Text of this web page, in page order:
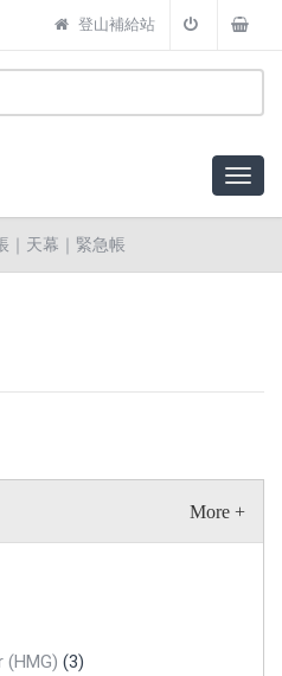
登山補給站
｜天幕｜緊急帳
(HMG) (3)